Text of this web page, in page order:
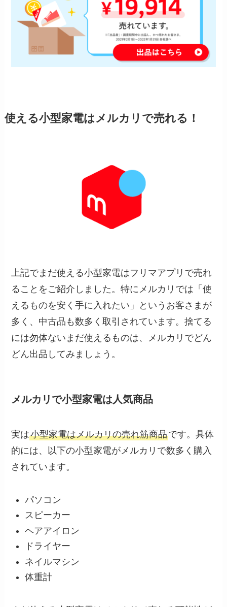
使える小型家電はメルカリで売れる！
上記でまだ使える小型家電はフリマアプリで売れ
ることをご紹介しました。特にメルカリでは「使
えるものを安く手に入れたい」というお客さまが
多く、中古品も数多く取引されています。捨てる
には勿体ないまだ使えるものは、メルカリでどん
どん出品してみましょう。
メルカリで小型家電は人気商品
実は小型家電はメルカリの売れ筋商品です。具体
的には、以下の小型家電がメルカリで数多く購入
されています。
パソコン
スピーカー
ヘアアイロン
ドライヤー
ネイルマシン
体重計